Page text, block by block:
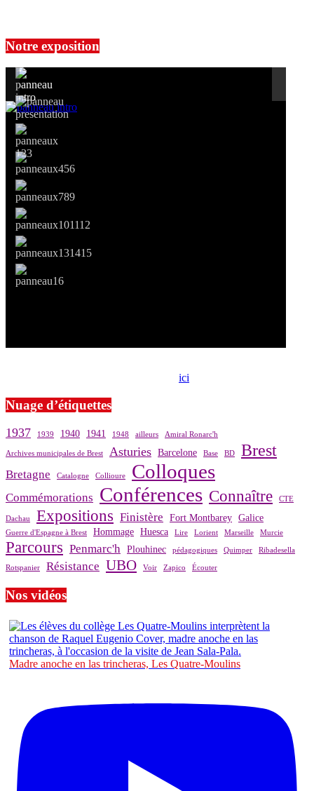
Notre exposition
ici
Nuage d’étiquettes
1937 1939 1940 1941 1948 ailleurs Amiral Ronarc'h
Archives municipales de Brest Asturies Barcelone Base BD Brest
Bretagne Catalogne Collioure Colloques
Commémorations Conférences Connaître CTE
Dachau Expositions Finistère Fort Montbarey Galice
Guerre d'Espagne à Brest Hommage Huesca Lire Lorient Marseille Murcie
Parcours Penmarc'h Plouhinec pédagogiques Quimper Ribadesella
Rotspanier Résistance UBO Voir Zapico Écouter
Nos vidéos
Madre anoche en las trincheras, Les Quatre-Moulins